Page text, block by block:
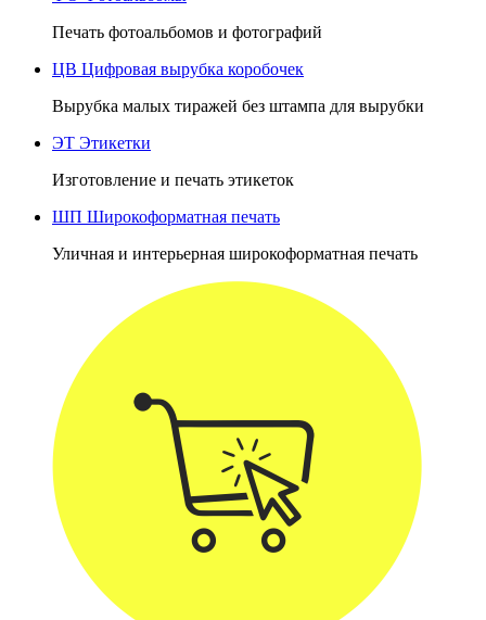
Печать фотоальбомов и фотографий
ЦВ Цифровая вырубка коробочек
Вырубка малых тиражей без штампа для вырубки
ЭТ Этикетки
Изготовление и печать этикеток
ШП Широкоформатная печать
Уличная и интерьерная широкоформатная печать